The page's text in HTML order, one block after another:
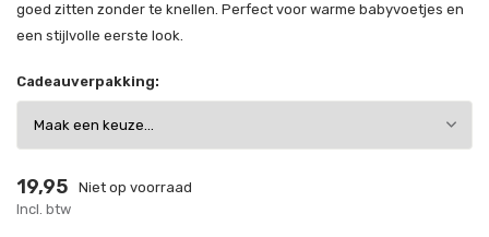
goed zitten zonder te knellen. Perfect voor warme babyvoetjes en
een stijlvolle eerste look.
Cadeauverpakking:
19,95
Niet op voorraad
Incl. btw